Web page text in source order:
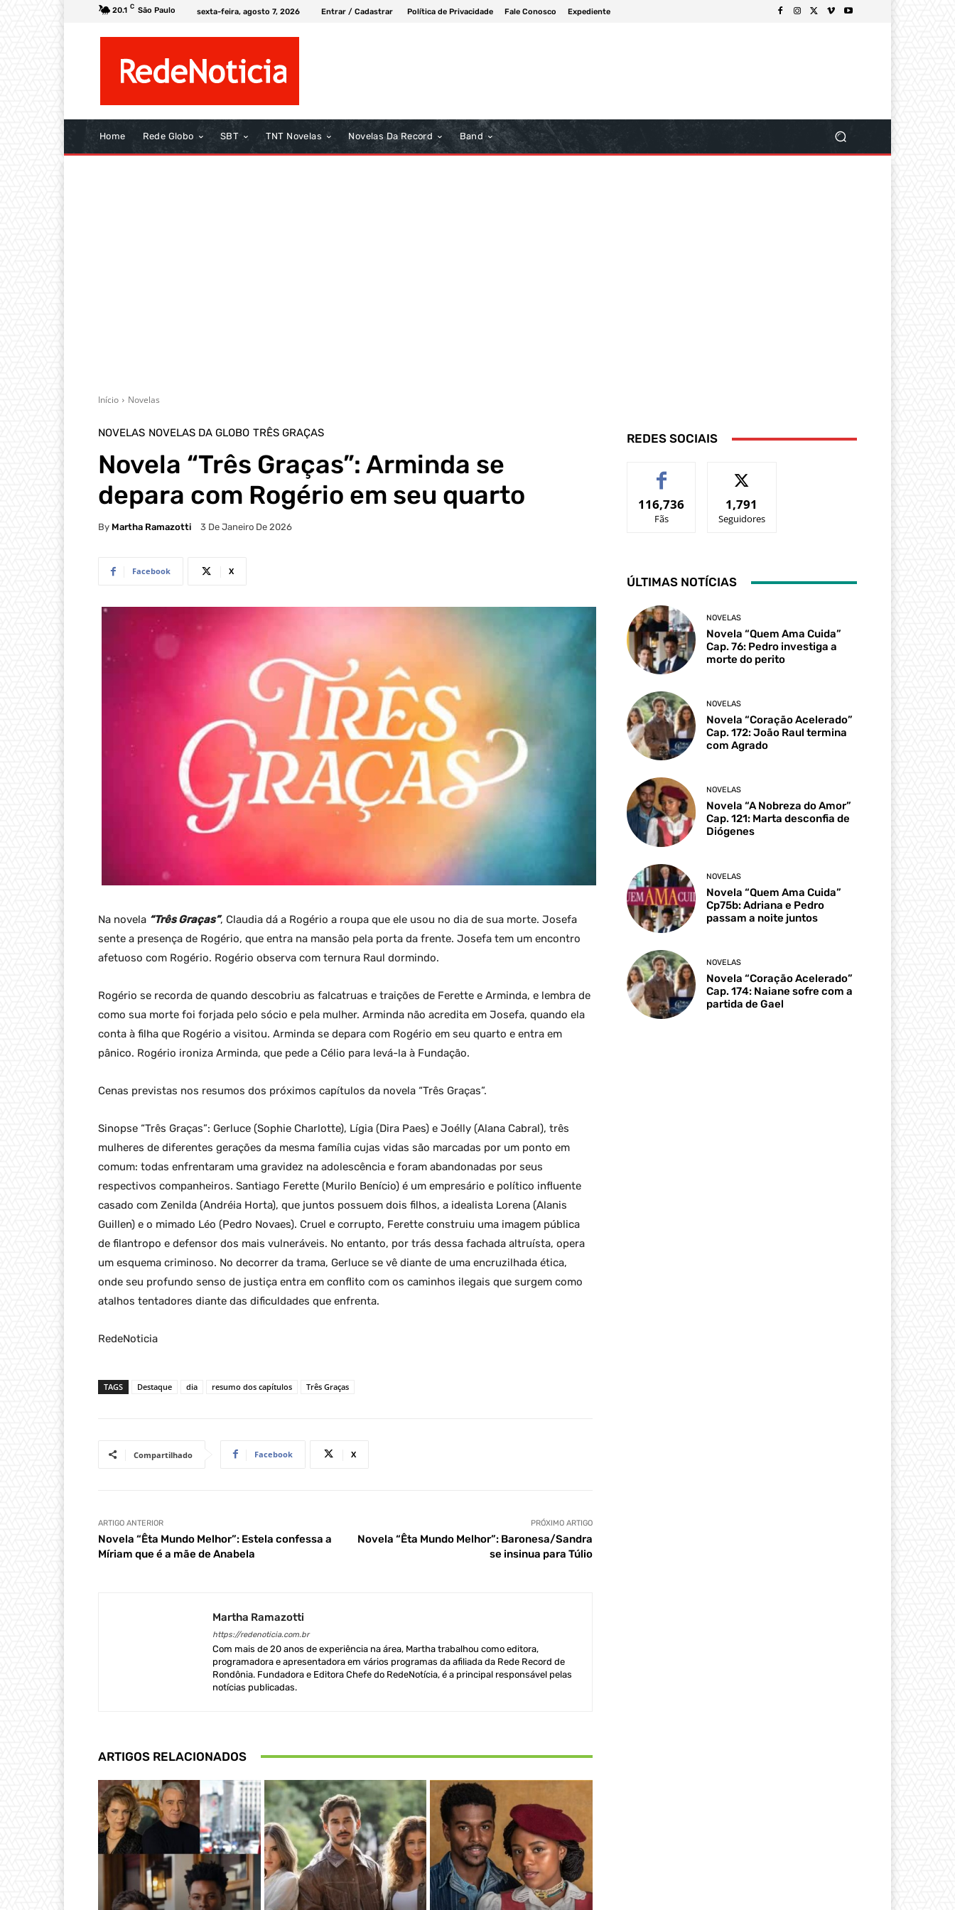
20.1 C São Paulo sexta-feira, agosto 7, 2026 Entrar / Cadastrar Política de Privacidade Fale Conosco Expediente
Home Rede Globo SBT TNT Novelas Novelas Da Record Band
Início Novelas
NOVELAS NOVELAS DA GLOBO TRÊS GRAÇAS
Novela “Três Graças”: Arminda se
depara com Rogério em seu quarto
By Martha Ramazotti 3 De Janeiro De 2026
Facebook X
Na novela “Três Graças”, Claudia dá a Rogério a roupa que ele usou no dia de sua morte. Josefa
sente a presença de Rogério, que entra na mansão pela porta da frente. Josefa tem um encontro
afetuoso com Rogério. Rogério observa com ternura Raul dormindo.
Rogério se recorda de quando descobriu as falcatruas e traições de Ferette e Arminda, e lembra de
como sua morte foi forjada pelo sócio e pela mulher. Arminda não acredita em Josefa, quando ela
conta à filha que Rogério a visitou. Arminda se depara com Rogério em seu quarto e entra em
pânico. Rogério ironiza Arminda, que pede a Célio para levá-la à Fundação.
Cenas previstas nos resumos dos próximos capítulos da novela “Três Graças”.
Sinopse “Três Graças”: Gerluce (Sophie Charlotte), Lígia (Dira Paes) e Joélly (Alana Cabral), três
mulheres de diferentes gerações da mesma família cujas vidas são marcadas por um ponto em
comum: todas enfrentaram uma gravidez na adolescência e foram abandonadas por seus
respectivos companheiros. Santiago Ferette (Murilo Benício) é um empresário e político influente
casado com Zenilda (Andréia Horta), que juntos possuem dois filhos, a idealista Lorena (Alanis
Guillen) e o mimado Léo (Pedro Novaes). Cruel e corrupto, Ferette construiu uma imagem pública
de filantropo e defensor dos mais vulneráveis. No entanto, por trás dessa fachada altruísta, opera
um esquema criminoso. No decorrer da trama, Gerluce se vê diante de uma encruzilhada ética,
onde seu profundo senso de justiça entra em conflito com os caminhos ilegais que surgem como
atalhos tentadores diante das dificuldades que enfrenta.
RedeNoticia
TAGS Destaque dia resumo dos capítulos Três Graças
Compartilhado Facebook X
ARTIGO ANTERIOR
Novela “Êta Mundo Melhor”: Estela confessa a
Míriam que é a mãe de Anabela
PRÓXIMO ARTIGO
Novela “Êta Mundo Melhor”: Baronesa/Sandra
se insinua para Túlio
Martha Ramazotti
https://redenoticia.com.br
Com mais de 20 anos de experiência na área, Martha trabalhou como editora,
programadora e apresentadora em vários programas da afiliada da Rede Record de
Rondônia. Fundadora e Editora Chefe do RedeNotícia, é a principal responsável pelas
notícias publicadas.
ARTIGOS RELACIONADOS
REDES SOCIAIS
116,736
Fãs
1,791
Seguidores
ÚLTIMAS NOTÍCIAS
NOVELAS
Novela “Quem Ama Cuida”
Cap. 76: Pedro investiga a
morte do perito
NOVELAS
Novela “Coração Acelerado”
Cap. 172: João Raul termina
com Agrado
NOVELAS
Novela “A Nobreza do Amor”
Cap. 121: Marta desconfia de
Diógenes
NOVELAS
Novela “Quem Ama Cuida”
Cp75b: Adriana e Pedro
passam a noite juntos
NOVELAS
Novela “Coração Acelerado”
Cap. 174: Naiane sofre com a
partida de Gael